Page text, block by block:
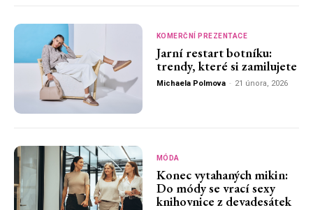
KOMERČNÍ PREZENTACE
Jarní restart botníku:
trendy, které si zamilujete
Michaela Polmova - 21 února, 2026
MÓDA
Konec vytahaných mikin:
Do módy se vrací sexy
knihovnice z devadesátek